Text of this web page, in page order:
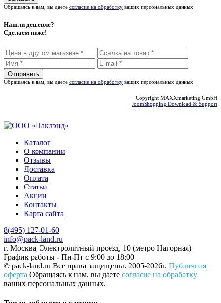
Обращаясь к нам, вы даете согласие на обработку ваших персональных данных
Нашли дешевле?
Сделаем ниже!
Обращаясь к нам, вы даете согласие на обработку ваших персональных данных
Copyright MAXXmarketing GmbH
JoomShopping Download & Support
Каталог
О компании
Отзывы
Доставка
Оплата
Статьи
Акции
Контакты
Карта сайта
8(495) 127-01-60
info@pack-land.ru
г. Москва, Электролитный проезд, 10 (метро Нагорная)
График работы - Пн-Пт с 9:00 до 18:00
© pack-land.ru Все права защищены. 2005-2026г. Публичная
оферта Обращаясь к нам, вы даете согласие на обработку
ваших персональных данных.